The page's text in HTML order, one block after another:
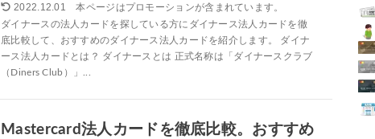
2022.12.01
ダイナースの法人カードを探している方にダイナース法人カードを徹
底比較して、おすすめのダイナース法人カードを紹介します。 ダイナ
ース法人カードとは？ ダイナースとは 正式名称は「ダイナースクラブ
（Diners Club）」...
Mastercard法人カードを徹底比較。おすすめ